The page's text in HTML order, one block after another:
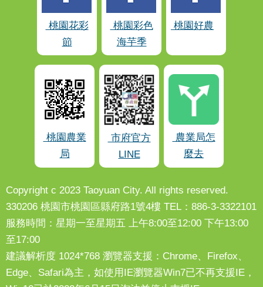
桃園花彩
節
桃園彩色
海芋季
桃園好農
桃園農業
局
市府官方
LINE
農業局怎
麼去
Copyright c 2023 Taoyuan City. All rights reserved.
330206 桃園市桃園區縣府路1號4樓 TEL：886-3-3322101
服務時間：星期一至星期五 上午8:00至12:00 下午13:00
至17:00
建議解析度 1024*768 瀏覽器支援：Chrome、Firefox、
Edge、Safari為主，如使用IE瀏覽器Win7已不再支援IE，